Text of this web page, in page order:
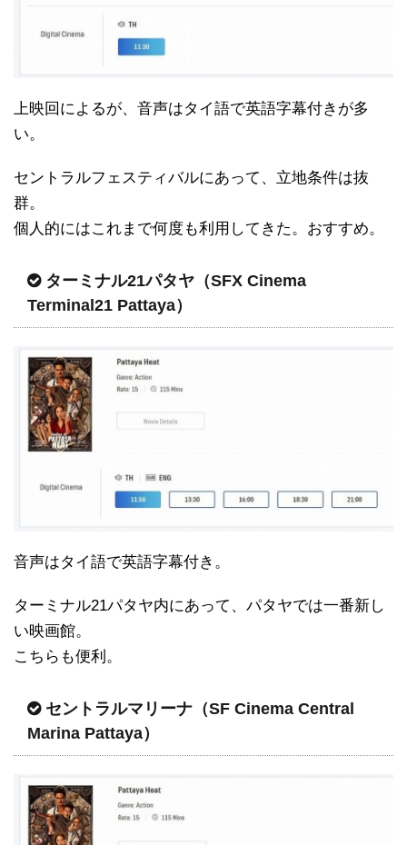
上映回によるが、音声はタイ語で英語字幕付きが多
い。
セントラルフェスティバルにあって、立地条件は抜
群。
個人的にはこれまで何度も利用してきた。おすすめ。
ターミナル21パタヤ（SFX Cinema
Terminal21 Pattaya）
音声はタイ語で英語字幕付き。
ターミナル21パタヤ内にあって、パタヤでは一番新し
い映画館。
こちらも便利。
セントラルマリーナ（SF Cinema Central
Marina Pattaya）